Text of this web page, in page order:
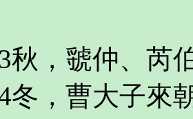
秋，虢仲、芮
冬，曹大子來